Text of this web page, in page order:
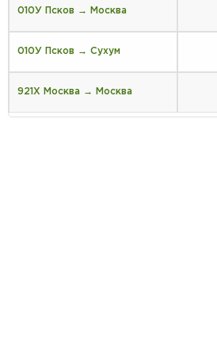
010У Псков → Москва
010У Псков → Сухум
921Х Москва → Москва